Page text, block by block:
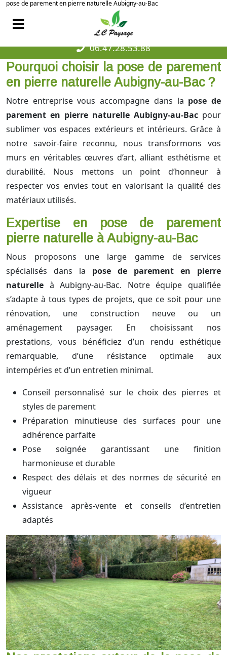
pose de parement en pierre naturelle Aubigny-au-Bac
06.47.28.53.88
Pourquoi choisir la pose de parement
en pierre naturelle Aubigny-au-Bac ?
Notre entreprise vous accompagne dans la pose de
parement en pierre naturelle Aubigny-au-Bac pour
sublimer vos espaces extérieurs et intérieurs. Grâce à
notre savoir-faire reconnu, nous transformons vos
murs en véritables œuvres d’art, alliant esthétisme et
durabilité. Nous mettons un point d’honneur à
respecter vos envies tout en valorisant la qualité des
matériaux utilisés.
Expertise en pose de parement
pierre naturelle à Aubigny-au-Bac
Nous proposons une large gamme de services
spécialisés dans la pose de parement en pierre
naturelle à Aubigny-au-Bac. Notre équipe qualifiée
s’adapte à tous types de projets, que ce soit pour une
rénovation, une construction neuve ou un
aménagement paysager. En choisissant nos
prestations, vous bénéficiez d’un rendu esthétique
remarquable, d’une résistance optimale aux
intempéries et d’un entretien minimal.
Conseil personnalisé sur le choix des pierres et
styles de parement
Préparation minutieuse des surfaces pour une
adhérence parfaite
Pose soignée garantissant une finition
harmonieuse et durable
Respect des délais et des normes de sécurité en
vigueur
Assistance après-vente et conseils d’entretien
adaptés